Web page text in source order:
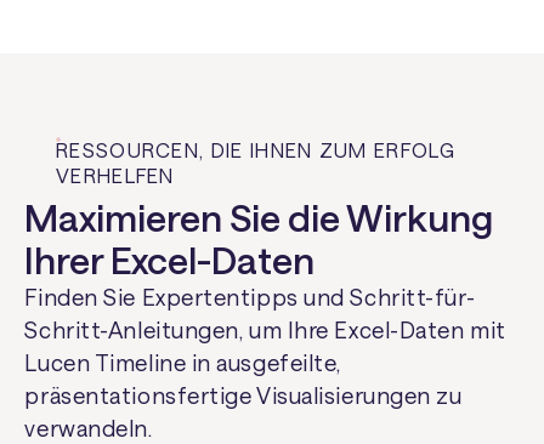
RESSOURCEN, DIE IHNEN ZUM ERFOLG
VERHELFEN
Maximieren Sie die Wirkung
Ihrer Excel-Daten
Finden Sie Expertentipps und Schritt-für-
Schritt-Anleitungen, um Ihre Excel-Daten mit
Lucen Timeline in ausgefeilte,
präsentationsfertige Visualisierungen zu
verwandeln.